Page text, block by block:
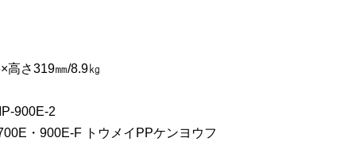
高さ319㎜/8.9㎏
900E-2
・900E-F トウメイPPケンヨウフ